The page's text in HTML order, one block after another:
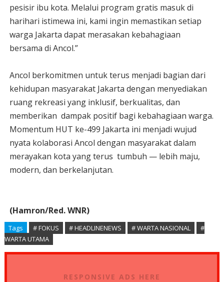
pesisir ibu kota. Melalui program gratis masuk di
harihari istimewa ini, kami ingin memastikan setiap
warga Jakarta dapat merasakan kebahagiaan
bersama di Ancol.”
Ancol berkomitmen untuk terus menjadi bagian dari
kehidupan masyarakat Jakarta dengan menyediakan
ruang rekreasi yang inklusif, berkualitas, dan
memberikan dampak positif bagi kebahagiaan warga.
Momentum HUT ke-499 Jakarta ini menjadi wujud
nyata kolaborasi Ancol dengan masyarakat dalam
merayakan kota yang terus tumbuh — lebih maju,
modern, dan berkelanjutan.
(Hamron/Red. WNR)
Tags # FOKUS # HEADLINENEWS # WARTA NASIONAL
#
WARTA UTAMA
RESPONSIVE ADS HERE